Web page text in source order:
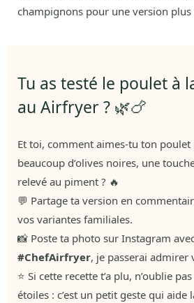
champignons pour une version plus
Tu as testé le poulet à
au Airfryer ? 🌿🍗
Et toi, comment aimes-tu ton poulet
beaucoup d’olives noires, une
relevé au piment ? 🔥
💬 Partage ta version en
vos variantes familiales.
📸 Poste ta photo sur Instagram
#ChefAirfryer, je passerai admirer
⭐ Si cette recette t’a plu, n’oublie
étoiles : c’est un petit geste qui aide